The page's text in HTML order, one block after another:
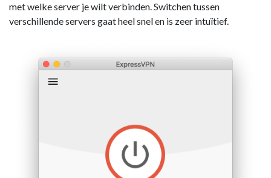
met welke server je wilt verbinden. Switchen tussen
verschillende servers gaat heel snel en is zeer intuïtief.